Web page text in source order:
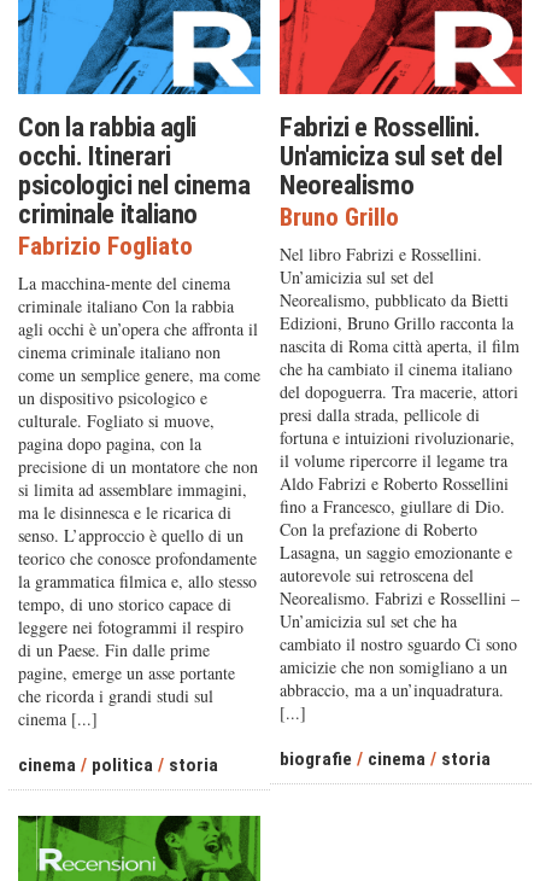
Con la rabbia agli
occhi. Itinerari
psicologici nel cinema
criminale italiano
Fabrizio Fogliato
La macchina-mente del cinema
criminale italiano Con la rabbia
agli occhi è un’opera che affronta il
cinema criminale italiano non
come un semplice genere, ma come
un dispositivo psicologico e
culturale. Fogliato si muove,
pagina dopo pagina, con la
precisione di un montatore che non
si limita ad assemblare immagini,
ma le disinnesca e le ricarica di
senso. L’approccio è quello di un
teorico che conosce profondamente
la grammatica filmica e, allo stesso
tempo, di uno storico capace di
leggere nei fotogrammi il respiro
di un Paese. Fin dalle prime
pagine, emerge un asse portante
che ricorda i grandi studi sul
cinema [...]
cinema / politica / storia
Fabrizi e Rossellini.
Un'amiciza sul set del
Neorealismo
Bruno Grillo
Nel libro Fabrizi e Rossellini.
Un’amicizia sul set del
Neorealismo, pubblicato da Bietti
Edizioni, Bruno Grillo racconta la
nascita di Roma città aperta, il film
che ha cambiato il cinema italiano
del dopoguerra. Tra macerie, attori
presi dalla strada, pellicole di
fortuna e intuizioni rivoluzionarie,
il volume ripercorre il legame tra
Aldo Fabrizi e Roberto Rossellini
fino a Francesco, giullare di Dio.
Con la prefazione di Roberto
Lasagna, un saggio emozionante e
autorevole sui retroscena del
Neorealismo. Fabrizi e Rossellini –
Un’amicizia sul set che ha
cambiato il nostro sguardo Ci sono
amicizie che non somigliano a un
abbraccio, ma a un’inquadratura.
[...]
biografie / cinema / storia